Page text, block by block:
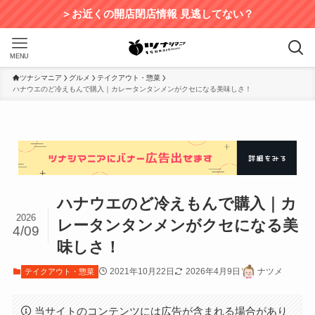
＞お近くの開店閉店情報 見逃してない？
MENU
ツナシマニア グルメ
テイクアウト・惣菜
ハナウエのど冷えもんで購入｜カレータンタンメンがクセになる美味しさ！
ハナウエのど冷えもんで購入｜カ
レータンタンメンがクセになる美
味しさ！
2026
4/09
テイクアウト・惣菜 2021年10月22日 2026年4月9日 ナツメ
当サイトのコンテンツには広告が含まれる場合があり